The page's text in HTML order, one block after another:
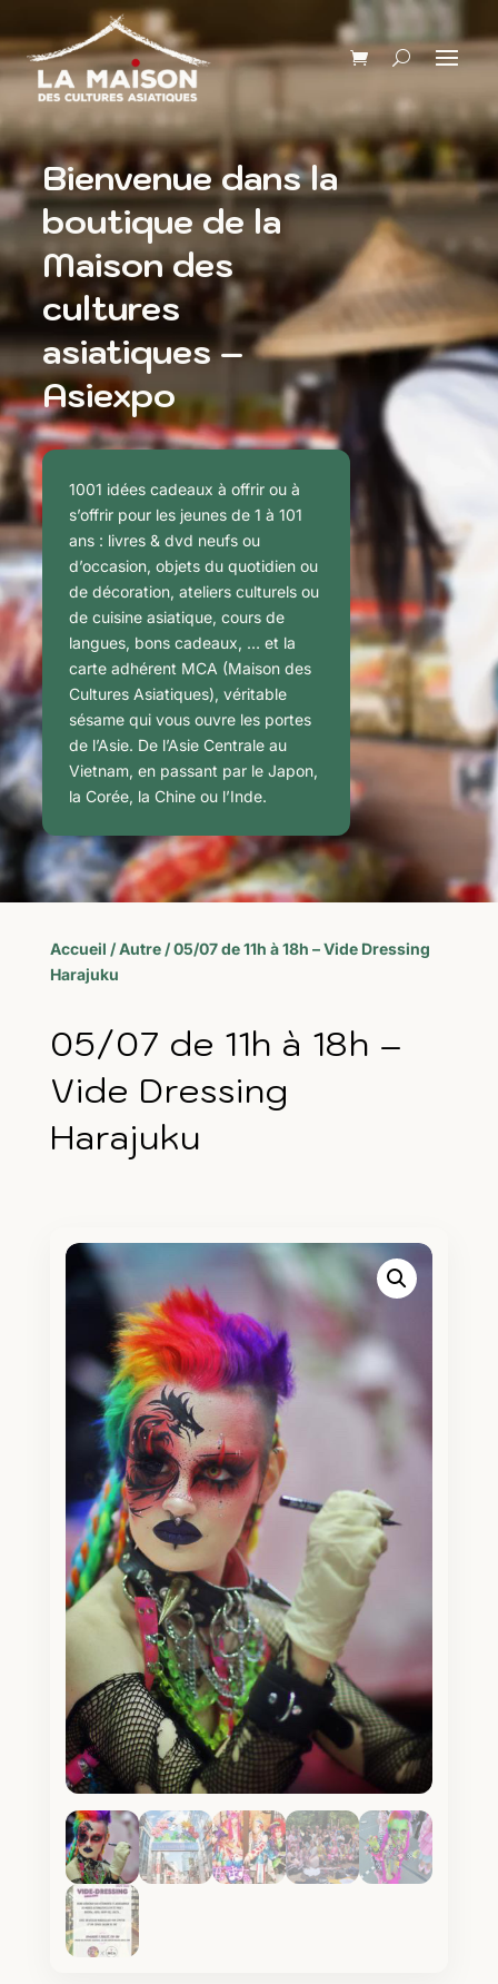
Bienvenue dans la
boutique de la
Maison des
cultures
asiatiques –
Asiexpo
1001 idées cadeaux à offrir ou à
s’offrir pour les jeunes de 1 à 101
ans : livres & dvd neufs ou
d’occasion, objets du quotidien ou
de décoration, ateliers culturels ou
de cuisine asiatique, cours de
langues, bons cadeaux, … et la
carte adhérent MCA (Maison des
Cultures Asiatiques), véritable
sésame qui vous ouvre les portes
de l’Asie. De l’Asie Centrale au
Vietnam, en passant par le Japon,
la Corée, la Chine ou l’Inde.
Accueil /Autre/ 05/07 de 11h à 18h – Vide Dressing
Harajuku
05/07 de 11h à 18h –
Vide Dressing
Harajuku